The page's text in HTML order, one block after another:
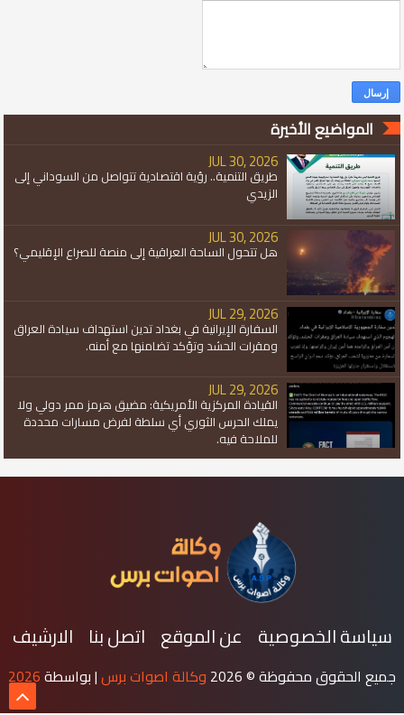
المواضيع الأخيرة
JUL 30, 2026
طريق التنمية.. رؤية اقتصادية تتواصل من السوداني إلى
الزيدي
JUL 30, 2026
هل تتحول الساحة العراقية إلى منصة للصراع الإقليمي؟
JUL 29, 2026
السفارة الإيرانية في بغداد تدين استهداف سيادة العراق
ومقرات الحشد وتؤكد تضامنها مع أمنه.
JUL 29, 2026
القيادة المركزية الأمريكية: مضيق هرمز ممر دولي ولا
يملك الحرس الثوري أي سلطة لفرض مسارات محددة
للملاحة فيه.
سياسة الخصوصية عن الموقع اتصل بنا الارشيف
جميع الحقوق محفوظة ©2026 وكالة اصوات برس| بواسطة2026